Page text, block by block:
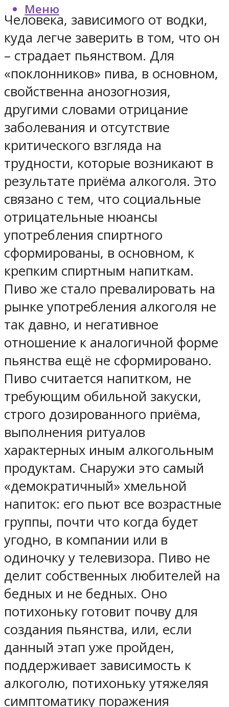
Меню
Человека, зависимого от водки,
куда легче заверить в том, что он
– страдает пьянством. Для
«поклонников» пива, в основном,
свойственна анозогнозия,
другими словами отрицание
заболевания и отсутствие
критического взгляда на
трудности, которые возникают в
результате приёма алкоголя. Это
связано с тем, что социальные
отрицательные нюансы
употребления спиртного
сформированы, в основном, к
крепким спиртным напиткам.
Пиво же стало превалировать на
рынке употребления алкоголя не
так давно, и негативное
отношение к аналогичной форме
пьянства ещё не сформировано.
Пиво считается напитком, не
требующим обильной закуски,
строго дозированного приёма,
выполнения ритуалов
характерных иным алкогольным
продуктам. Снаружи это самый
«демократичный» хмельной
напиток: его пьют все возрастные
группы, почти что когда будет
угодно, в компании или в
одиночку у телевизора. Пиво не
делит собственных любителей на
бедных и не бедных. Оно
потихоньку готовит почву для
создания пьянства, или, если
данный этап уже пройден,
поддерживает зависимость к
алкоголю, потихоньку утяжеляя
симптоматику поражения